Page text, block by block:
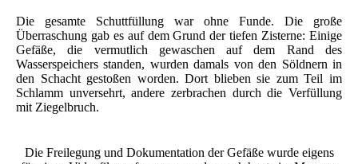
Die gesamte Schuttfüllung war ohne Funde. Die große
Überraschung gab es auf dem Grund der tiefen Zisterne: Einige
Gefäße, die vermutlich gewaschen auf dem Rand des
Wasserspeichers standen, wurden damals von den Söldnern in
den Schacht gestoßen worden. Dort blieben sie zum Teil im
Schlamm unversehrt, andere zerbrachen durch die Verfüllung
mit Ziegelbruch.
Die Freilegung und Dokumentation der Gefäße wurde eigens